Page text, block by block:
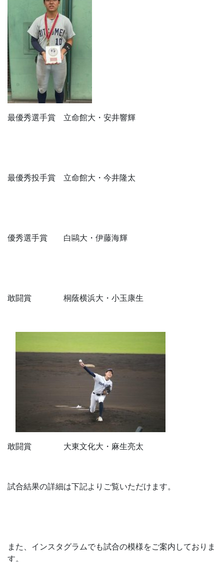
最優秀選手賞 立命館大・安井響輝
最優秀投手賞 立命館大・今井隆太
優秀選手賞 白鷗大・伊藤海輝
敢闘賞 桐蔭横浜大・小玉康生
敢闘賞 大東文化大・麻生亮太
試合結果の詳細は下記よりご覧いただけます。
また、インスタグラムでも試合の模様をご案内しておりま
す。